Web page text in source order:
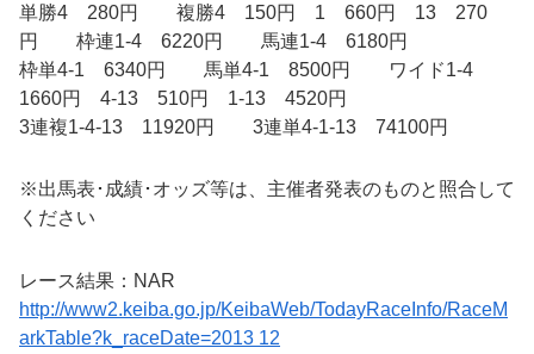
単勝4 280円 複勝4 150円 1 660円 13 270
円 枠連1-4 6220円 馬連1-4 6180円
枠単4-1 6340円 馬単4-1 8500円 ワイド1-4
1660円 4-13 510円 1-13 4520円
3連複1-4-13 11920円 3連単4-1-13 74100円
※出馬表･成績･オッズ等は、主催者発表のものと照合して
ください
レース結果：NAR
http://www2.keiba.go.jp/KeibaWeb/TodayRaceInfo/RaceM
arkTable?k_raceDate=2013 12